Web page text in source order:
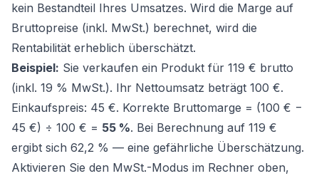
kein Bestandteil Ihres Umsatzes. Wird die Marge auf
Bruttopreise (inkl. MwSt.) berechnet, wird die
Rentabilität erheblich überschätzt.
Beispiel: Sie verkaufen ein Produkt für 119 € brutto
(inkl. 19 % MwSt.). Ihr Nettoumsatz beträgt 100 €.
Einkaufspreis: 45 €. Korrekte Bruttomarge = (100 € −
45 €) ÷ 100 € = 55 %. Bei Berechnung auf 119 €
ergibt sich 62,2 % — eine gefährliche Überschätzung.
Aktivieren Sie den MwSt.-Modus im Rechner oben,